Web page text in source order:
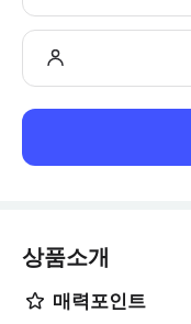
상품소개
매력포인트